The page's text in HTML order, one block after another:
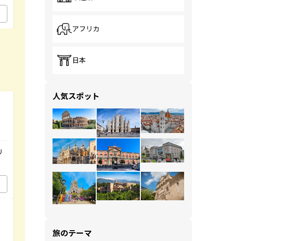
アフリカ
日本
人気スポット
旅のテーマ